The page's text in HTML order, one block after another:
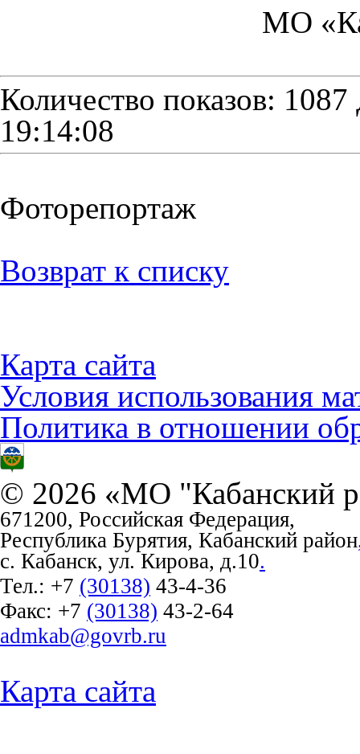
МО
Количество показов: 1087
19:14:08
Фоторепортаж
Возврат к списку
Карта сайта
Условия использования
Политика в отношении
© 2026 «МО "Кабанский
671200, Российская Федерация,
Республика Бурятия, Кабанский район
с. Кабанск, ул. Кирова, д.10.
Тел.: +7 (30138) 43-4-36
Факс: +7 (30138) 43-2-64
admkab@govrb.ru
Карта сайта